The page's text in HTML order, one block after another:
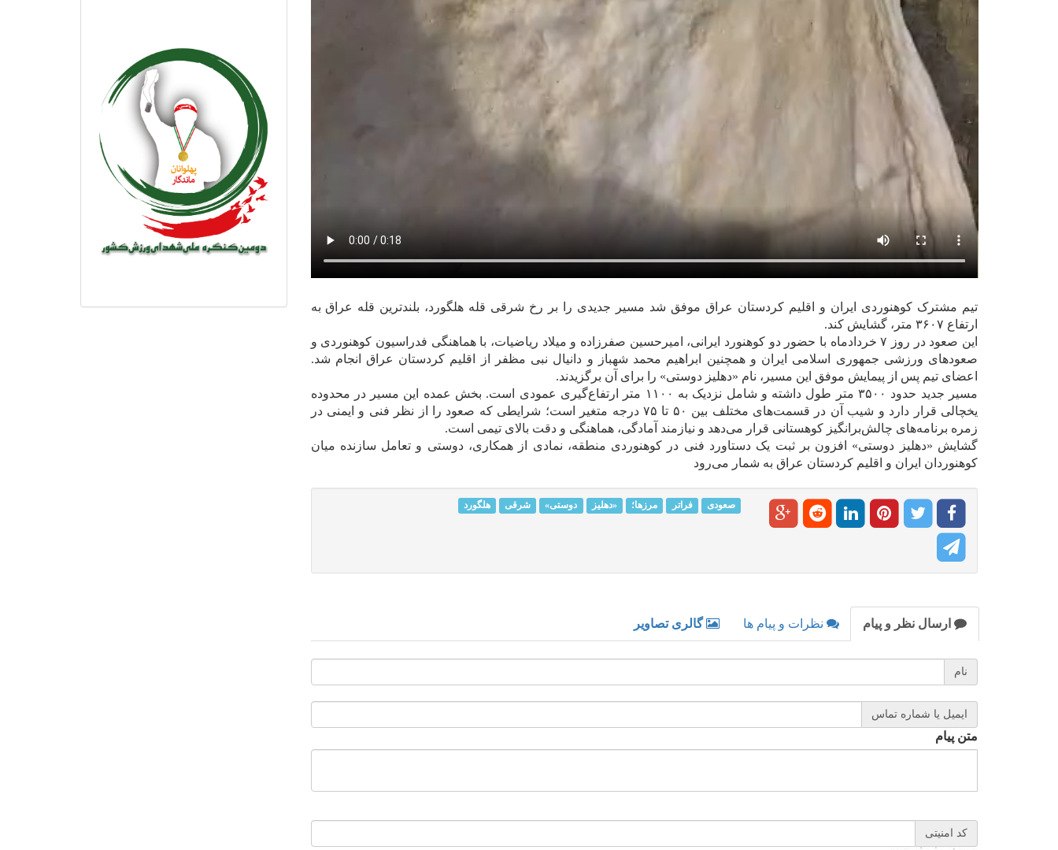
تیم مشترک کوهنوردی ایران و اقلیم کردستان عراق موفق شد مسیر جدیدی را بر رخ شرقی قله هلگورد، بلندترین قله عراق به
ارتفاع ۳۶۰۷ متر، گشایش کند.
این صعود در روز ۷ خردادماه با حضور دو کوهنورد ایرانی، امیرحسین صفرزاده و میلاد ریاضیات، با هماهنگی فدراسیون کوهنوردی و
صعودهای ورزشی جمهوری اسلامی ایران و همچنین ابراهیم محمد شهباز و دانیال نبی مظفر از اقلیم کردستان عراق انجام شد.
اعضای تیم پس از پیمایش موفق این مسیر، نام «دهلیز دوستی» را برای آن برگزیدند.
مسیر جدید حدود ۳۵۰۰ متر طول داشته و شامل نزدیک به ۱۱۰۰ متر ارتفاع‌گیری عمودی است. بخش عمده این مسیر در محدوده
یخچالی قرار دارد و شیب آن در قسمت‌های مختلف بین ۵۰ تا ۷۵ درجه متغیر است؛ شرایطی که صعود را از نظر فنی و ایمنی در
زمره برنامه‌های چالش‌برانگیز کوهستانی قرار می‌دهد و نیازمند آمادگی، هماهنگی و دقت بالای تیمی است.
گشایش «دهلیز دوستی» افزون بر ثبت یک دستاورد فنی در کوهنوردی منطقه، نمادی از همکاری، دوستی و تعامل سازنده میان
کوهنوردان ایران و اقلیم کردستان عراق به شمار می‌رود
صعودی فراتر مرزها؛ «دهلیز دوستی» شرقی هلگورد
ارسال نظر و پیام نظرات و پیام ها گالری تصاویر
نام
ایمیل یا شماره تماس
متن پیام
کد امنیتی